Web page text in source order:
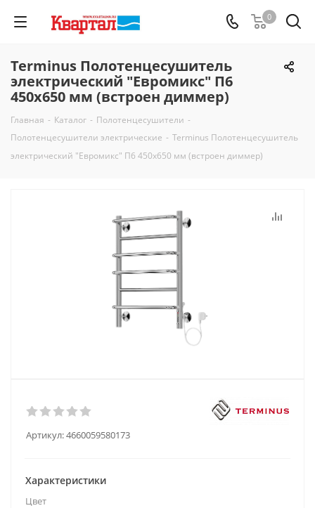
0
Terminus Полотенцесушитель
электрический "Евромикс" П6
450х650 мм (встроен диммер)
Главная - Каталог - Полотенцесушители -
Полотенцесушители электрические - Terminus Полотенцесушитель
электрический "Евромикс" П6 450х650 мм (встроен диммер)
Артикул:4660059580173
Характеристики
Цвет